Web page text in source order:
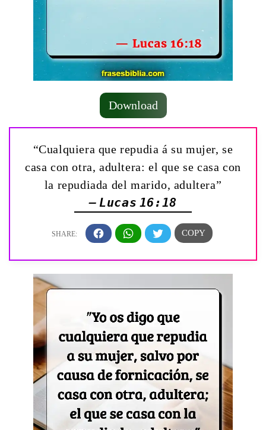
Download
“Cualquiera que repudia á su mujer, se
casa con otra, adultera: el que se casa con
la repudiada del marido, adultera”
— Lucas 16:18